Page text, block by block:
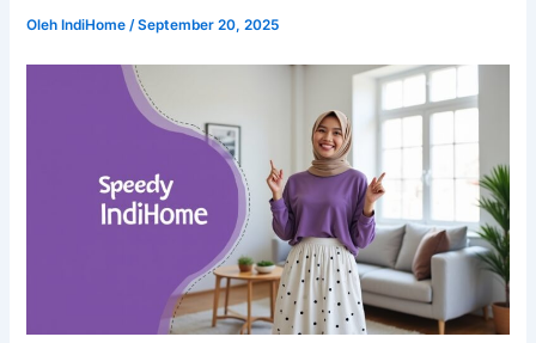
Oleh IndiHome/September 20, 2025